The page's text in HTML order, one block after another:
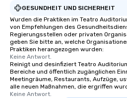
GESUNDHEIT UND SICHERHEIT
Wurden die Praktiken im Teatro
von Empfehlungen des
Regierungsstellen oder privaten
geben Sie bitte an, welche
Praktiken herangezogen wurden:
Keine Antwort.
Reinigt und desinfiziert Teatro
Bereiche und öffentlich zugänglichen
Meetingräume, Restaurants, Aufzüge,
alle neuen Maßnahmen, die ergriffen
Keine Antwort.